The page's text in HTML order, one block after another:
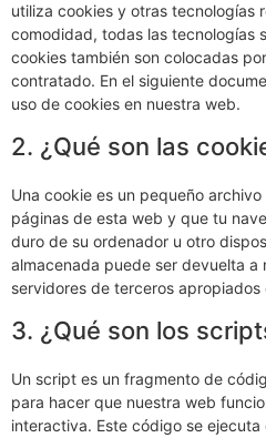
utiliza cookies y otras tecnologías
comodidad, todas las tecnologías
cookies también son colocadas
contratado. En el siguiente
uso de cookies en nuestra web.
2. ¿Qué son las
Una cookie es un pequeño
páginas de esta web y que tu
duro de su ordenador u otro
almacenada puede ser devuelta a
servidores de terceros
3. ¿Qué son los
Un script es un fragmento de
para hacer que nuestra web
interactiva. Este código se